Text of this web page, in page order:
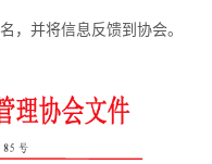
并将信息反馈到协会。